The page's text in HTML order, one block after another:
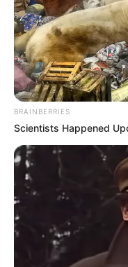
πλευρές, 90
Ώρες αγωνίας για
ύστερα από
Ακολουθήστε το
News
ΤΑ
BRAINBERRIES
Scientists Happened